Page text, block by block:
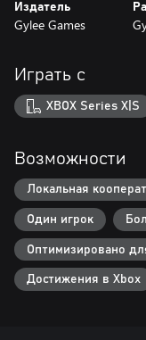
Издатель
Gylee Games
Играть с
XBOX Series X|S
Возможности
Локальная
Один игрок
Оптимизировано
Достижения в Xbox